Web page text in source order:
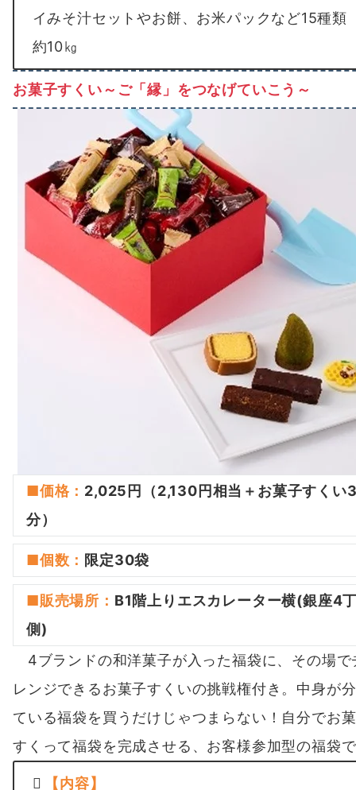
イみそ汁セットやお餅、お米パックなど15種
約10㎏
お菓子すくい～ご「縁」をつなげていこう～
■価格： 2,025円 （2,130円相当＋お菓子すくい
分）
■個数 ： 限定30袋
■販売場所 ： B1階上りエスカレーター横(銀座4
側)
4ブランドの和洋菓子が入った福袋に、その場で
レンジできるお菓子すくいの挑戦権付き。中身が
ている福袋を買うだけじゃつまらない！自分でお
すくって福袋を完成させる、お客様参加型の福袋
【内容】